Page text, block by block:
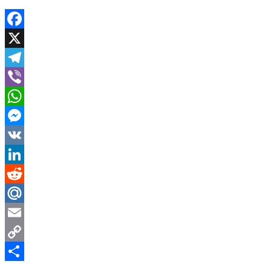
Facebook
X
Telegram
Viber
WhatsApp
Messenger
VK
LinkedIn
Reddit
Mail.Ru
Email
Copy